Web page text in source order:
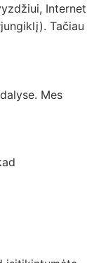
Internet
Tačiau
Mes